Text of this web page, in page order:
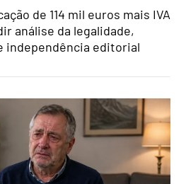
de 114 mil euros mais IVA
análise da legalidade,
independência editorial